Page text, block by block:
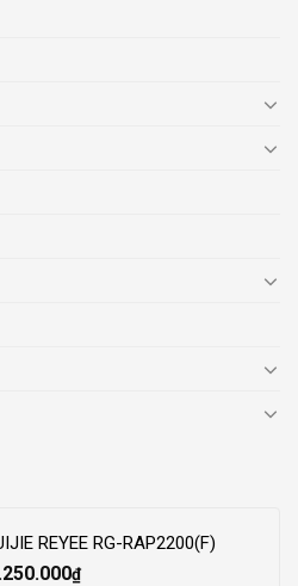
REYEE RG-RAP2200(F)
₫Current